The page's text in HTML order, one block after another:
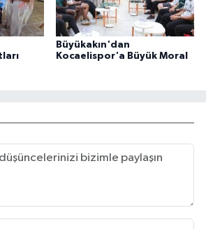
Büyükakın'dan
Kocaelispor'a Büyük Moral